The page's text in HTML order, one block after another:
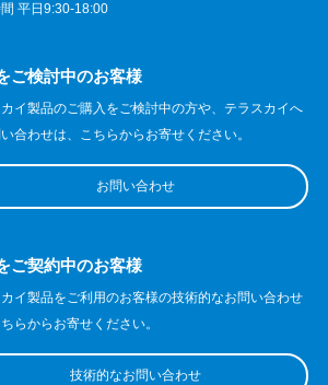
平日9:30-18:00
ご検討中のお客様
イ製品のご購入をご検討中の方や、テラスカイへ
合わせは、こちらからお寄せください。
お問い合わせ
ご契約中のお客様
イ製品をご利用のお客様の技術的なお問い合わせ
らからお寄せください。
技術的なお問い合わせ